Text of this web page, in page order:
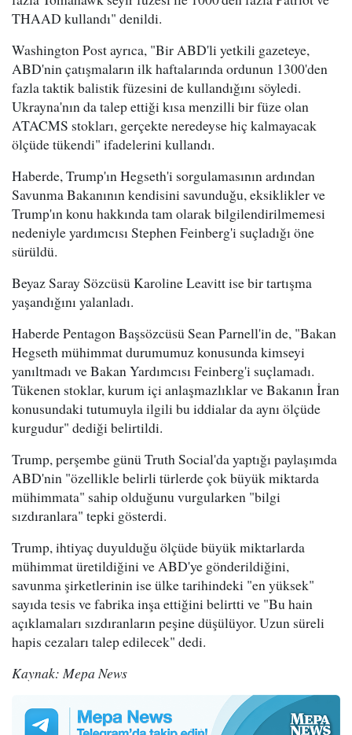
THAAD kullandı" denildi.
Washington Post ayrıca, "Bir ABD'li yetkili gazeteye,
ABD'nin çatışmaların ilk haftalarında ordunun 1300'den
fazla taktik balistik füzesini de kullandığını söyledi.
Ukrayna'nın da talep ettiği kısa menzilli bir füze olan
ATACMS stokları, gerçekte neredeyse hiç kalmayacak
ölçüde tükendi" ifadelerini kullandı.
Haberde, Trump'ın Hegseth'i sorgulamasının ardından
Savunma Bakanının kendisini savunduğu, eksiklikler ve
Trump'ın konu hakkında tam olarak bilgilendirilmemesi
nedeniyle yardımcısı Stephen Feinberg'i suçladığı öne
sürüldü.
Beyaz Saray Sözcüsü Karoline Leavitt ise bir tartışma
yaşandığını yalanladı.
Haberde Pentagon Başsözcüsü Sean Parnell'in de, "Bakan
Hegseth mühimmat durumumuz konusunda kimseyi
yanıltmadı ve Bakan Yardımcısı Feinberg'i suçlamadı.
Tükenen stoklar, kurum içi anlaşmazlıklar ve Bakanın İran
konusundaki tutumuyla ilgili bu iddialar da aynı ölçüde
kurgudur" dediği belirtildi.
Trump, perşembe günü Truth Social'da yaptığı paylaşımda
ABD'nin "özellikle belirli türlerde çok büyük miktarda
mühimmata" sahip olduğunu vurgularken "bilgi
sızdıranlara" tepki gösterdi.
Trump, ihtiyaç duyulduğu ölçüde büyük miktarlarda
mühimmat üretildiğini ve ABD'ye gönderildiğini,
savunma şirketlerinin ise ülke tarihindeki "en yüksek"
sayıda tesis ve fabrika inşa ettiğini belirtti ve "Bu hain
açıklamaları sızdıranların peşine düşülüyor. Uzun süreli
hapis cezaları talep edilecek" dedi.
Kaynak: Mepa News